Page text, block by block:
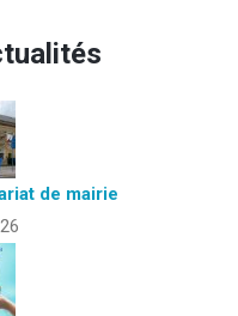
de mairie